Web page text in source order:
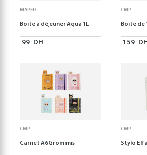
MAPED
Boite à déjeuner Aqua 1L
99 DH
CMP
Boite de
159 DH
CMP
Carnet A6 Gromimis
CMP
Stylo